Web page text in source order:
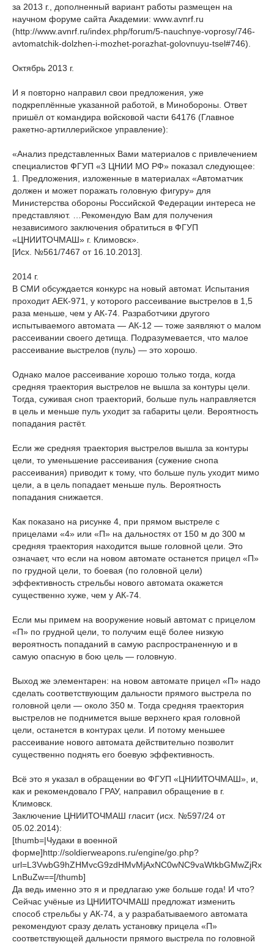
за 2013 г., дополненный вариант работы размещен на
научном форуме сайта Академии: www.avnrf.ru
(http://www.avnrf.ru/index.php/forum/5-nauchnye-voprosy/746-
avtomatchik-dolzhen-i-mozhet-porazhat-golovnuyu-tsel#746).
Октябрь 2013 г.
И я повторно направил свои предложения, уже
подкреплённые указанной работой, в Минобороны. Ответ
пришёл от командира войсковой части 64176 (Главное
ракетно-артиллерийское управление):
«Анализ представленных Вами материалов с привлечением
специалистов ФГУП «3 ЦНИИ МО РФ» показал следующее:
1. Предложения, изложенные в материалах «Автоматчик
должен и может поражать головную фигуру» для
Министерства обороны Российской Федерации интереса не
представляют. …Рекомендую Вам для получения
независимого заключения обратиться в ФГУП
«ЦНИИТОЧМАШ» г. Климовск».
[Исх. №561/7467 от 16.10.2013].
2014 г.
В СМИ обсуждается конкурс на новый автомат. Испытания
проходит АЕК-971, у которого рассеивание выстрелов в 1,5
раза меньше, чем у АК-74. Разработчики другого
испытываемого автомата — АК-12 — тоже заявляют о малом
рассеивании своего детища. Подразумевается, что малое
рассеивание выстрелов (пуль) — это хорошо.
Однако малое рассеивание хорошо только тогда, когда
средняя траектория выстрелов не вышла за контуры цели.
Тогда, суживая сноп траекторий, больше пуль направляется
в цель и меньше пуль уходит за габариты цели. Вероятность
попадания растёт.
Если же средняя траектория выстрелов вышла за контуры
цели, то уменьшение рассеивания (сужение снопа
рассеивания) приводит к тому, что больше пуль уходит мимо
цели, а в цель попадает меньше пуль. Вероятность
попадания снижается.
Как показано на рисунке 4, при прямом выстреле с
прицелами «4» или «П» на дальностях от 150 м до 300 м
средняя траектория находится выше головной цели. Это
означает, что если на новом автомате останется прицел «П»
по грудной цели, то боевая (по головной цели)
эффективность стрельбы нового автомата окажется
существенно хуже, чем у АК-74.
Если мы примем на вооружение новый автомат с прицелом
«П» по грудной цели, то получим ещё более низкую
вероятность попаданий в самую распространенную и в
самую опасную в бою цель — головную.
Выход же элементарен: на новом автомате прицел «П» надо
сделать соответствующим дальности прямого выстрела по
головной цели — около 350 м. Тогда средняя траектория
выстрелов не поднимется выше верхнего края головной
цели, останется в контурах цели. И потому меньшее
рассеивание нового автомата действительно позволит
существенно поднять его боевую эффективность.
Всё это я указал в обращении во ФГУП «ЦНИИТОЧМАШ», и,
как и рекомендовало ГРАУ, направил обращение в г.
Климовск.
Заключение ЦНИИТОЧМАШ гласит (исх. №597/24 от
05.02.2014):
[thumb=|Чудаки в военной
форме]http://soldierweapons.ru/engine/go.php?
url=L3VwbG9hZHMvcG9zdHMvMjAxNC0wNC9vaWtkbGMwZjRx
LnBuZw==[/thumb]
Да ведь именно это я и предлагаю уже больше года! И что?
Сейчас учёные из ЦНИИТОЧМАШ предложат изменить
способ стрельбы у АК-74, а у разрабатываемого автомата
рекомендуют сразу делать установку прицела «П»
соответствующей дальности прямого выстрела по головной